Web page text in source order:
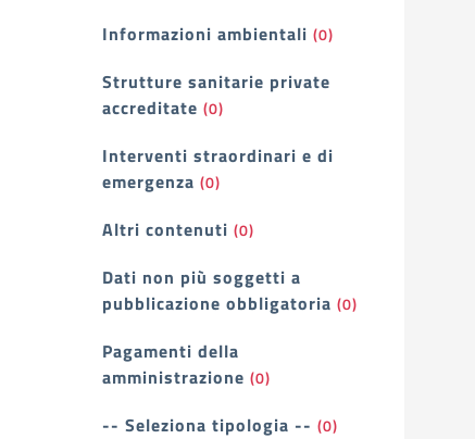
Informazioni ambientali (0)
Strutture sanitarie private
accreditate (0)
Interventi straordinari e di
emergenza (0)
Altri contenuti (0)
Dati non più soggetti a
pubblicazione obbligatoria (0)
Pagamenti della
amministrazione (0)
-- Seleziona tipologia -- (0)